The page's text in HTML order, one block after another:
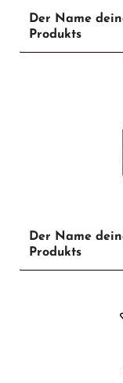
Der Name
Produkts
Der Name
Produkts